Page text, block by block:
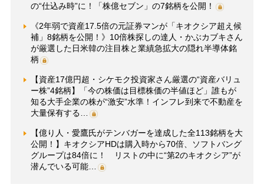
の“仕込み時”に！「株億セブン」の7銘柄を公開！
《2年弱で資産17.5倍の元証券マンが「キオクシア超え候
補」8銘柄を公開！》10倍株探しの達人・かぶカブキさん
が厳選した日米韓の注目株と業績急拡大の隠れ半導体銘
柄
【資産17億円超・シケモク投資家さん厳選の“資産バリュ
ー株”4銘柄】「今の株価は目標株価の半値ほど」誰もが
知る大手企業の株が“激安”水準！インフレ到来で不動産を
大量保有する…
【億り人・愛鷹氏がテンバガーを達成した全113銘柄を大
公開！】キオクシアHDは購入時から70倍、ソフトバング
グループは84倍に！ リストの中に“第2のキオクシア”が
潜んでいる可能…